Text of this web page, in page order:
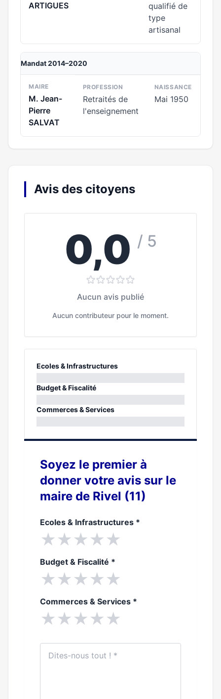
ARTIGUES
qualifié de
type
artisanal
Mandat 2014–2020
MAIRE
M. Jean-
Pierre
SALVAT
PROFESSION
Retraités de
l'enseignement
NAISSANCE
Mai 1950
Avis des citoyens
0,0 / 5
Aucun avis publié
Aucun contributeur pour le moment.
Ecoles & Infrastructures
0%
Budget & Fiscalité
0%
Commerces & Services
Soyez le premier à
donner votre avis sur le
maire de Rivel (11)
Ecoles & Infrastructures *
★★★★★
Budget & Fiscalité *
★★★★★
Commerces & Services *
★★★★★